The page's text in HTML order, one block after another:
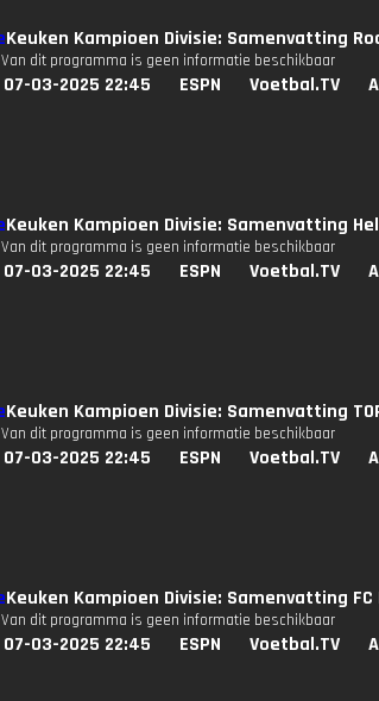
Keuken Kampioen Divisie: Samenvatting
Van dit programma is geen informatie beschikbaar
07-03-2025 22:45 ESPN Voetbal.TV
Keuken Kampioen Divisie: Samenvatting
Van dit programma is geen informatie beschikbaar
07-03-2025 22:45 ESPN Voetbal.TV
Keuken Kampioen Divisie: Samenvatting
Van dit programma is geen informatie beschikbaar
07-03-2025 22:45 ESPN Voetbal.TV
Keuken Kampioen Divisie: Samenvatting FC
Van dit programma is geen informatie beschikbaar
07-03-2025 22:45 ESPN Voetbal.TV